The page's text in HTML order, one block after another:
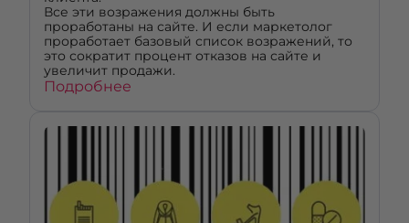
Все эти возражения должны быть
проработаны на сайте. И если маркетолог
проработает базовый список возражений, то
это сократит процент отказов на сайте и
увеличит продажи.
Подробнее